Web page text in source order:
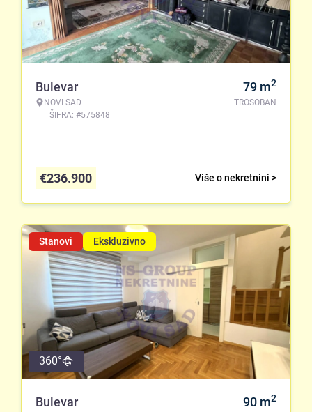
Bulevar
NOVI SAD
ŠIFRA: #575848
79 m2
TROSOBAN
Više o nekretnini >
€236.900
Stanovi Ekskluzivno
360°
Bulevar 90 m2